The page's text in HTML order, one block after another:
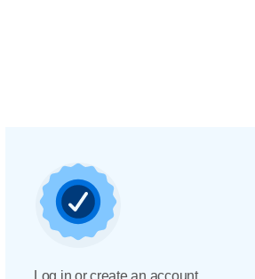
Log in or create an account